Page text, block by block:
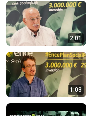
2:01
1:03